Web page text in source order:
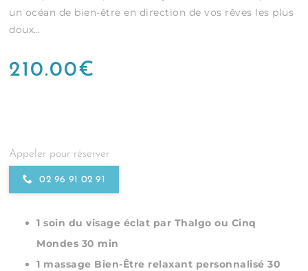
un océan de bien-être en direction de vos rêves les plus
doux…
210.00€
Appeler pour réserver
02 96 91 02 91
1 soin du visage éclat par Thalgo ou Cinq
Mondes 30 min
1 massage Bien-Être relaxant personnalisé 30